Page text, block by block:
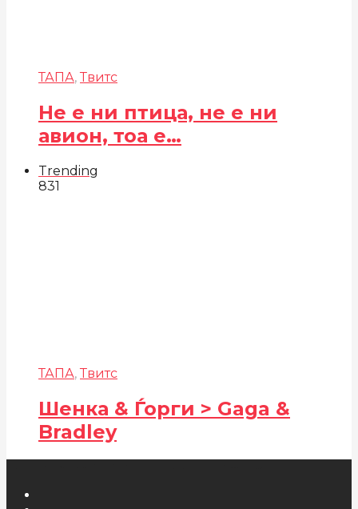
ТАПА, Твитс
Не е ни птица, не е ни
авион, тоа е…
Trending
831
ТАПА, Твитс
Шенка & Ѓорги > Gaga &
Bradley